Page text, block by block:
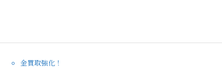
金買取強化！